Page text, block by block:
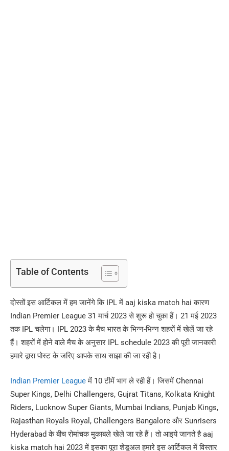
Table of Contents
दोस्तों इस आर्टिकल में हम जानेंगे कि IPL में aaj kiska match hai कारण
Indian Premier League 31 मार्च 2023 से शुरू हो चुका हैं। 21 मई 2023
तक IPL चलेगा। IPL 2023 के मैच भारत के भिन्न-भिन्न शहरों में खेलें जा रहे
हैं। शहरों में होने वाले मैच के अनुसार IPL schedule 2023 की पूरी जानकारी
हमारे द्वारा पोस्ट के जरिए आपके साथ साझा की जा रही है।
Indian Premier Leagueमें 10 टीमें भाग ले रही हैं। जिसमें Chennai
Super Kings, Delhi Challengers, Gujrat Titans, Kolkata Knight
Riders, Lucknow Super Giants, Mumbai Indians, Punjab Kings,
Rajasthan Royals Royal, Challengers Bangalore और Sunrisers
Hyderabad के बीच रोमांचक मुकाबले खेले जा रहे हैं। तो आइये जानते है aaj
kiska match hai 2023 में इसका पूरा शेडूअल हमारे इस आर्टिकल में विस्तार